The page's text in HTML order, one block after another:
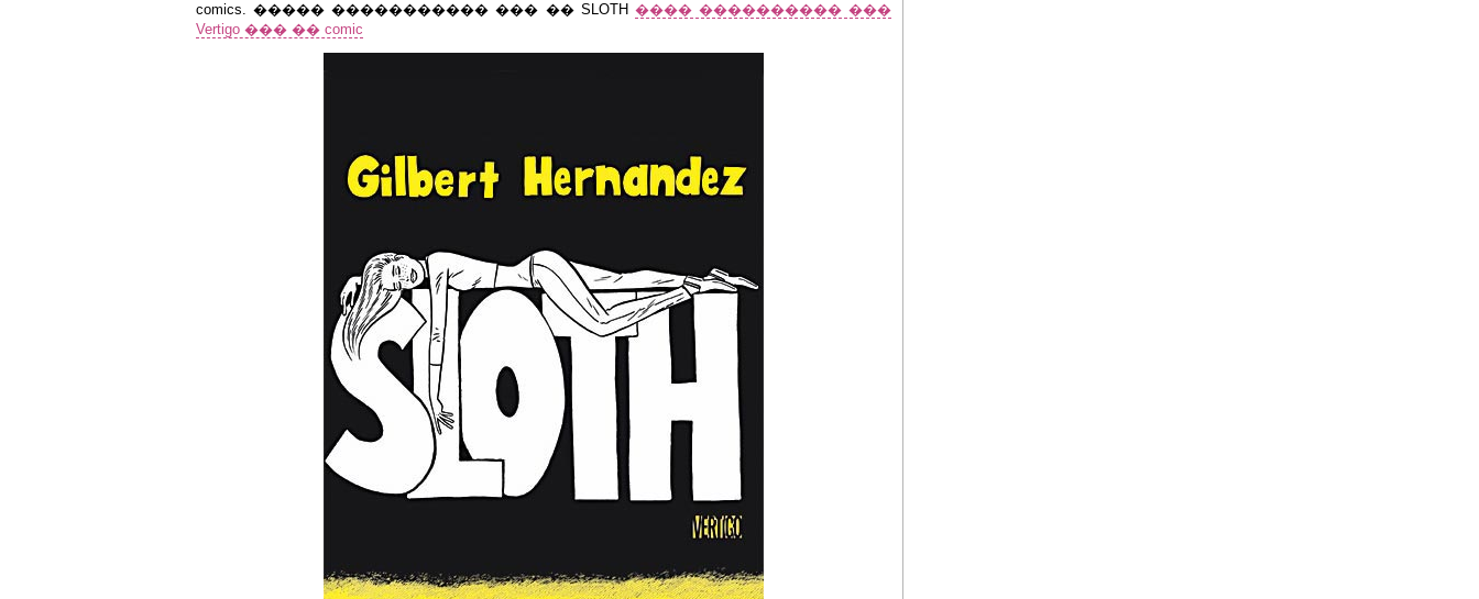
comics. ����� ����������� ��� �� SLOTH ���� ���������� ���
Vertigo ��� �� comic